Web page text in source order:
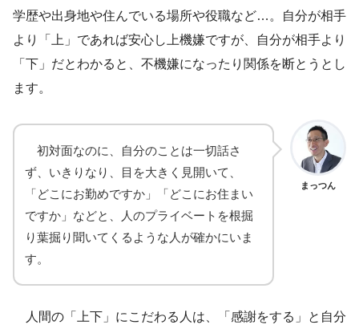
学歴や出身地や住んでいる場所や役職など…。自分が相手
より「上」であれば安心し上機嫌ですが、自分が相手より
「下」だとわかると、不機嫌になったり関係を断とうとし
ます。
まっつん
初対面なのに、自分のことは一切話さ
ず、いきりなり、目を大きく見開いて、
「どこにお勤めですか」「どこにお住まい
ですか」などと、人のプライベートを根掘
り葉掘り聞いてくるような人が確かにいま
す。
人間の「上下」にこだわる人は、「感謝をする」と自分